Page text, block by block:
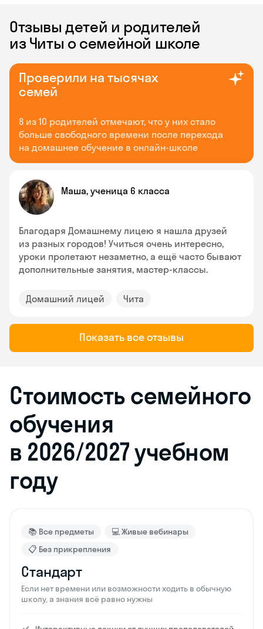
Отзывы детей и родителей
из Читы о семейной школе
Проверили на тысячах
семей
8 из 10 родителей отмечают, что у них стало
больше свободного времени после перехода
на домашнее обучение в онлайн-школе
Маша, ученица 6 класса
Благодаря Домашнему лицею я нашла друзей
из разных городов! Учиться очень интересно,
уроки пролетают незаметно, а ещё часто бывают
дополнительные занятия, мастер-классы.
Домашний лицей Чита
Показать все отзывы
Стоимость семейного
обучения
в 2026/2027 учебном
году
📚 Все предметы
💻 Живые вебинары
📋 Без прикрепления
Стандарт
Если нет времени или возможности ходить в обычную
школу, а знания всё равно нужны